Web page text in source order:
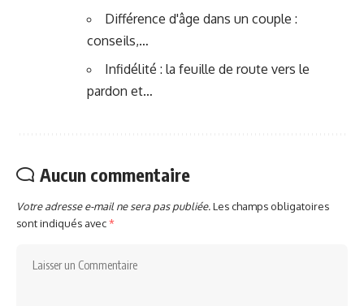
Différence d'âge dans un couple :
conseils,…
Infidélité : la feuille de route vers le
pardon et…
Aucun commentaire
Votre adresse e-mail ne sera pas publiée.Les champs obligatoires
sont indiqués avec*